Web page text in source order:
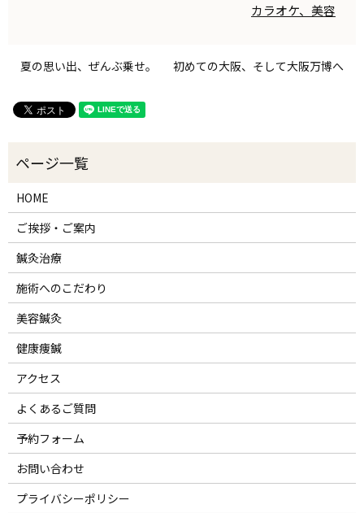
カラオケ、美容
夏の思い出、ぜんぶ乗せ。 初めての大阪、そして大阪万博へ
HOME
ご挨拶・ご案内
鍼灸治療
施術へのこだわり
美容鍼灸
健康痩鍼
アクセス
よくあるご質問
予約フォーム
お問い合わせ
プライバシーポリシー